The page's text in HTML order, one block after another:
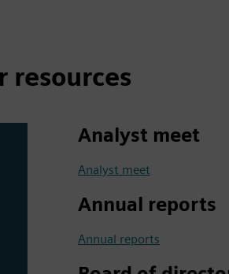
resources
Analyst meet
Analyst meet
Annual reports
Annual reports